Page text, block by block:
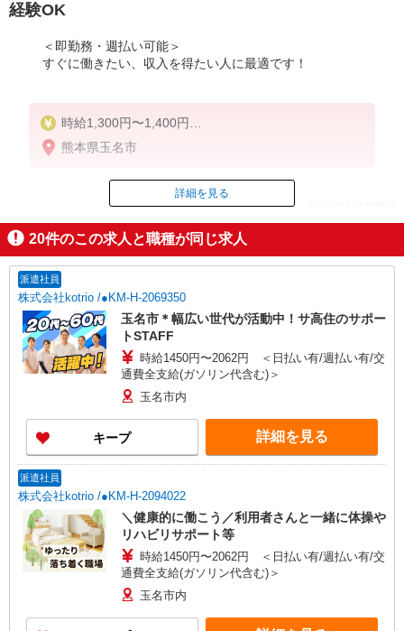
経験OK
＜即勤務・週払い可能＞
すぐに働きたい、収入を得たい人に最適です！
時給1,300円〜1,400円
★週払いOK（規定あり）
熊本県玉名市
ID：AE0626559959
掲載期間終了
詳細を見る
20件のこの求人と職種が同じ求人
派遣社員
株式会社kotrio /●KM-H-2069350
玉名市＊幅広い世代が活動中！サ高住のサポー
トSTAFF
時給1450円〜2062円 ＜日払い有/週払い有/交
通費全支給(ガソリン代含む)＞
玉名市内
キープ 詳細を見る
派遣社員
株式会社kotrio /●KM-H-2094022
＼健康的に働こう／利用者さんと一緒に体操や
リハビリサポート等
時給1450円〜2062円 ＜日払い有/週払い有/交
通費全支給(ガソリン代含む)＞
玉名市内